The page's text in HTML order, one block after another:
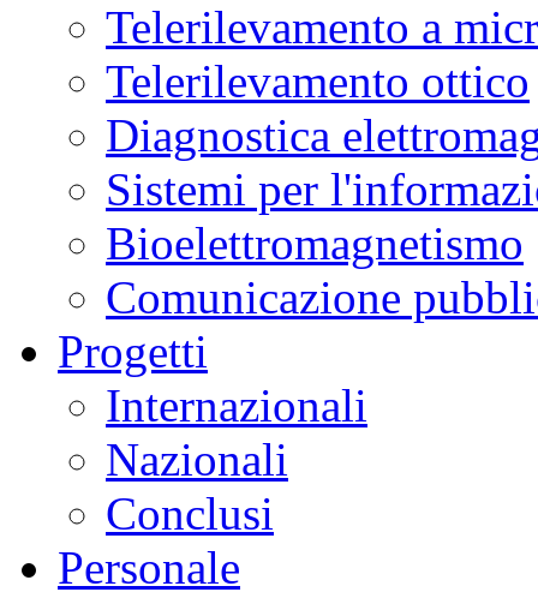
Telerilevamento a
Telerilevamento ottico
Diagnostica
Sistemi per
Bioelettromagnetismo
Comunicazione
Progetti
Internazionali
Nazionali
Conclusi
Personale